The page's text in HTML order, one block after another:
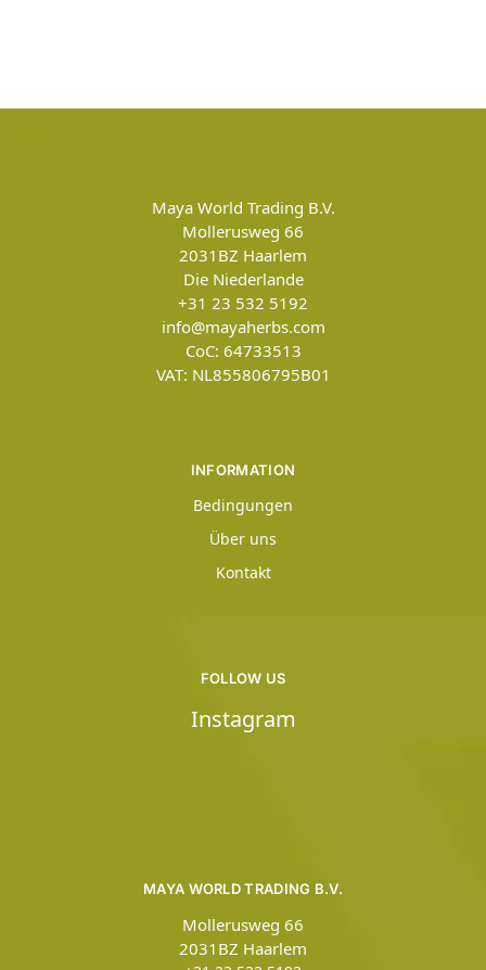
Maya World Trading B.V.
Mollerusweg 66
2031BZ Haarlem
Die Niederlande
+31 23 532 5192
info@mayaherbs.com
CoC: 64733513
VAT: NL855806795B01
INFORMATION
Bedingungen
Über uns
Kontakt
MAYA WORLD TRADING B.V.
Mollerusweg 66
2031BZ Haarlem
FOLLOW US
Instagram